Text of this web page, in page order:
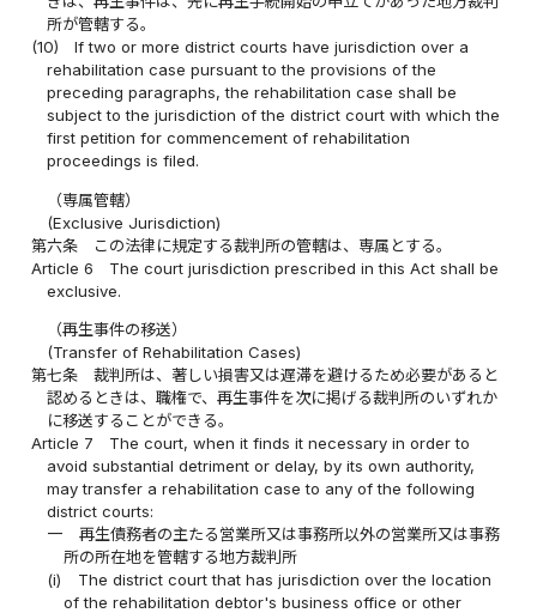
所が管轄する。
(10)
If two or more district courts have jurisdiction over a
rehabilitation case pursuant to the provisions of the
preceding paragraphs, the rehabilitation case shall be
subject to the jurisdiction of the district court with which the
first petition for commencement of rehabilitation
proceedings is filed.
（専属管轄）
(Exclusive Jurisdiction)
第六条
この法律に規定する裁判所の管轄は、専属とする。
Article 6
The court jurisdiction prescribed in this Act shall be
exclusive.
（再生事件の移送）
(Transfer of Rehabilitation Cases)
第七条
裁判所は、著しい損害又は遅滞を避けるため必要があると
認めるときは、職権で、再生事件を次に掲げる裁判所のいずれか
に移送することができる。
Article 7
The court, when it finds it necessary in order to
avoid substantial detriment or delay, by its own authority,
may transfer a rehabilitation case to any of the following
district courts:
一
再生債務者の主たる営業所又は事務所以外の営業所又は事務
所の所在地を管轄する地方裁判所
(i)
The district court that has jurisdiction over the location
of the rehabilitation debtor's business office or other